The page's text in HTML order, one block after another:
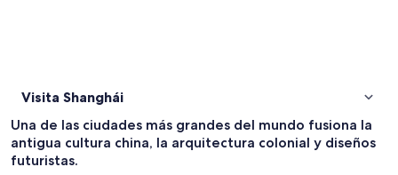
Visita Shanghái
Una de las ciudades más grandes del mundo fusiona la
antigua cultura china, la arquitectura colonial y diseños
futuristas.